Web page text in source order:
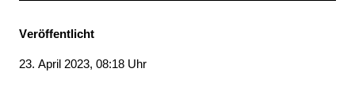
Veröffentlicht
23. April 2023, 08:18 Uhr